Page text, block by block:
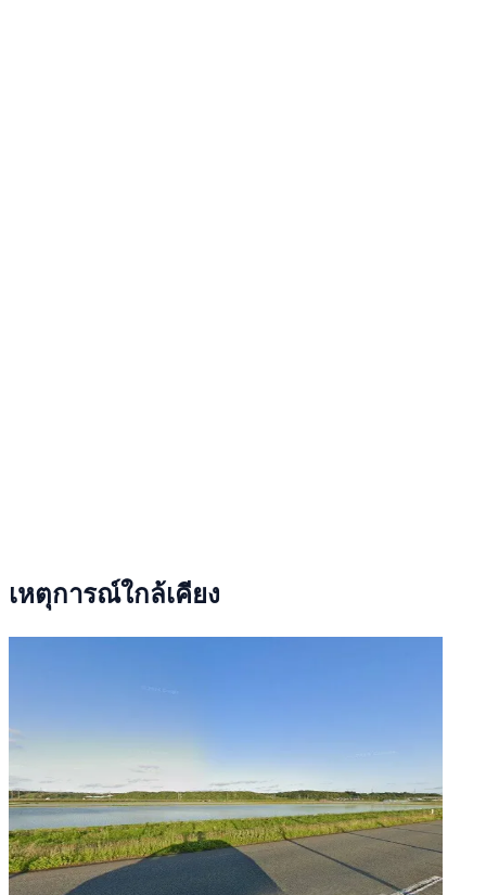
เหตุการณ์ใกล้เคียง